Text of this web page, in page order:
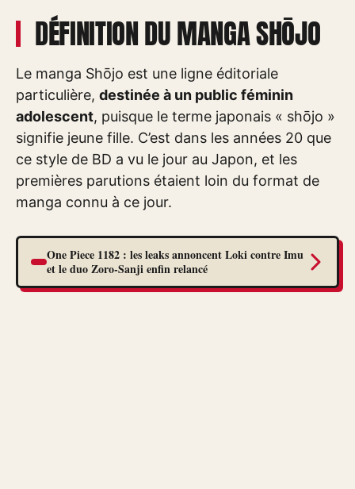
DÉFINITION DU MANGA SHŌJO
Le manga Shōjo est une ligne éditoriale
particulière, destinée à un public féminin
adolescent, puisque le terme japonais « shōjo »
signifie jeune fille. C’est dans les années 20 que
ce style de BD a vu le jour au Japon, et les
premières parutions étaient loin du format de
manga connu à ce jour.
One Piece 1182 : les leaks annoncent Loki contre Imu
et le duo Zoro-Sanji enfin relancé